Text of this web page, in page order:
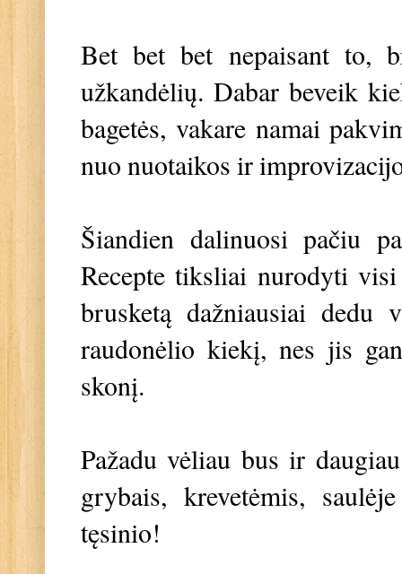
Bet bet bet nepaisant to,
užkandėlių. Dabar beveik
bagetės, vakare namai
nuo nuotaikos ir
Šiandien dalinuosi pačiu
Recepte tiksliai nurodyti
brusketą dažniausiai
raudonėlio kiekį, nes jis
skonį.
Pažadu vėliau bus ir
grybais, krevetėmis,
tęsinio!